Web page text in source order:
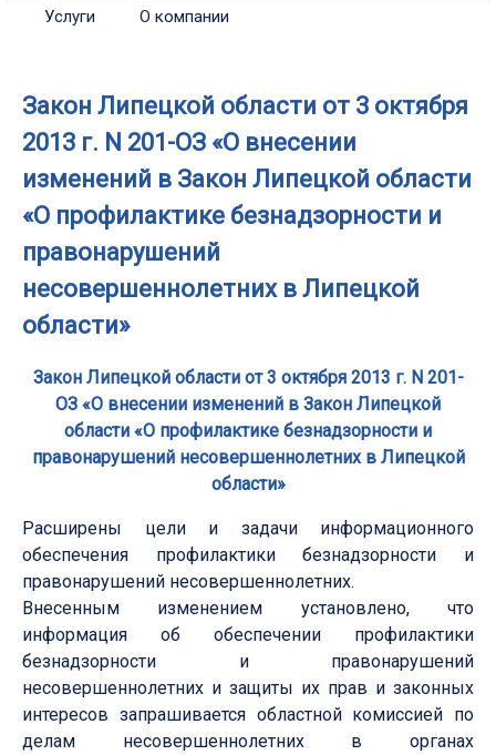
Услуги О компании
Закон Липецкой области от 3 октября
2013 г. N 201-ОЗ «О внесении
изменений в Закон Липецкой области
«О профилактике безнадзорности и
правонарушений
несовершеннолетних в Липецкой
области»
Закон Липецкой области от 3 октября 2013 г. N 201-
ОЗ «О внесении изменений в Закон Липецкой
области «О профилактике безнадзорности и
правонарушений несовершеннолетних в Липецкой
области»
Расширены цели и задачи информационного
обеспечения профилактики безнадзорности и
правонарушений несовершеннолетних.
Внесенным изменением установлено, что
информация об обеспечении профилактики
безнадзорности и правонарушений
несовершеннолетних и защиты их прав и законных
интересов запрашивается областной комиссией по
делам несовершеннолетних в органах